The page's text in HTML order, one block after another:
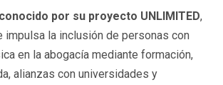
por su proyecto UNLIMITED,
impulsa la inclusión de personas con
en la abogacía mediante formación,
alianzas con universidades y